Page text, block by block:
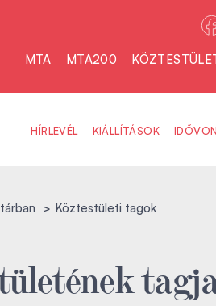
MTA MTA200
HÍRLEVÉL KIÁLLÍTÁSOK
Köztestületi tagok